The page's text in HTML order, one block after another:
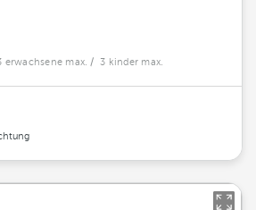
erwachsene max. / 3 kinder max.